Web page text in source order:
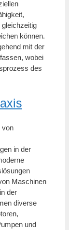
können.
mit der
wobei
des
von
in der
Maschinen
der
diverse
und